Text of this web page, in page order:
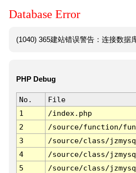
Database Error
(1040) 365建站错误警告：连接数据
PHP Debug
No. File
1
/index.php
2
/source/function/
3
/source/class/
4
/source/class/
5
/source/class/